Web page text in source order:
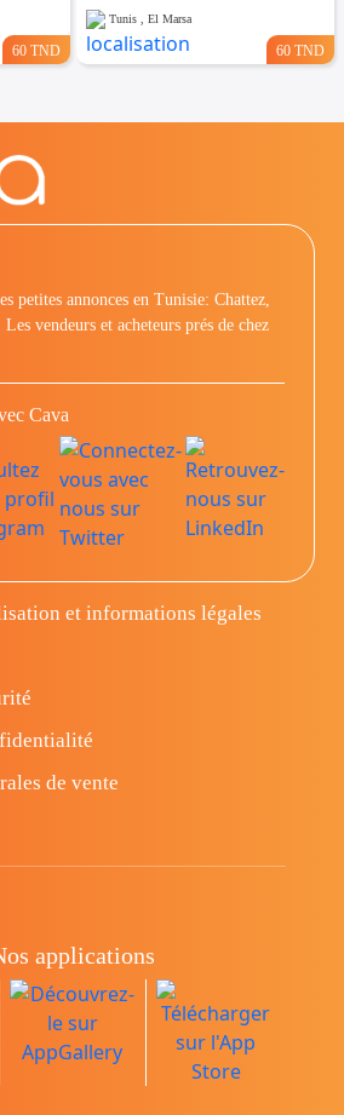
60 TND
Tunis , El Marsa
60 TND
petites annonces en Tunisie: Chattez,
vendeurs et acheteurs prés de chez
Cava
et informations légales
de vente
applications